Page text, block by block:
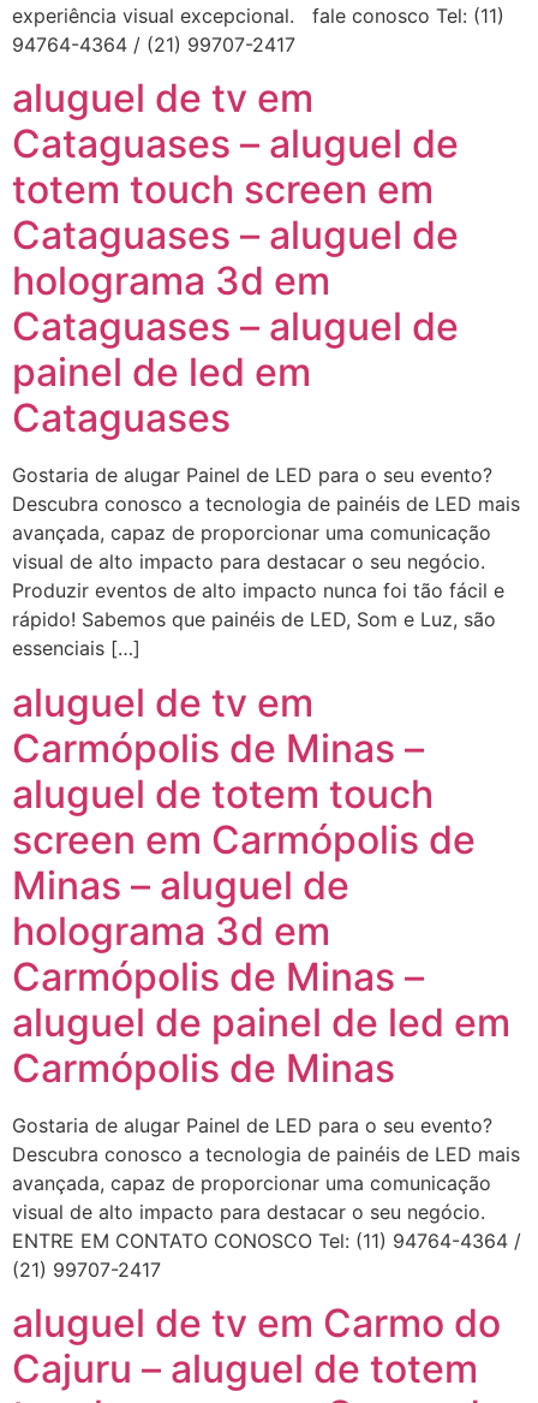
experiência visual excepcional. fale conosco Tel: (11)
94764-4364 / (21) 99707-2417
aluguel de tv em
Cataguases – aluguel de
totem touch screen em
Cataguases – aluguel de
holograma 3d em
Cataguases – aluguel de
painel de led em
Cataguases
Gostaria de alugar Painel de LED para o seu evento?
Descubra conosco a tecnologia de painéis de LED mais
avançada, capaz de proporcionar uma comunicação
visual de alto impacto para destacar o seu negócio.
Produzir eventos de alto impacto nunca foi tão fácil e
rápido! Sabemos que painéis de LED, Som e Luz, são
essenciais […]
aluguel de tv em
Carmópolis de Minas –
aluguel de totem touch
screen em Carmópolis de
Minas – aluguel de
holograma 3d em
Carmópolis de Minas –
aluguel de painel de led em
Carmópolis de Minas
Gostaria de alugar Painel de LED para o seu evento?
Descubra conosco a tecnologia de painéis de LED mais
avançada, capaz de proporcionar uma comunicação
visual de alto impacto para destacar o seu negócio.
ENTRE EM CONTATO CONOSCO Tel: (11) 94764-4364 /
(21) 99707-2417
aluguel de tv em Carmo do
Cajuru – aluguel de totem